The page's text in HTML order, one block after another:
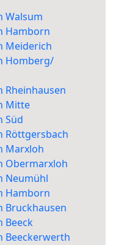
Walsum
Hamborn
Meiderich
Homberg/
Rheinhausen
Mitte
Süd
Röttgersbach
Marxloh
Obermarxloh
Neumühl
Hamborn
Bruckhausen
Beeck
Beeckerwerth